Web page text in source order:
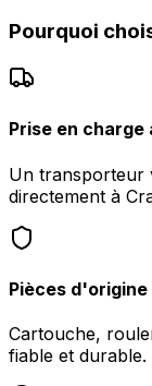
Pourquoi
Prise en charge
Un transporteur
directement à
Pièces d'origine
Cartouche,
fiable et durable.